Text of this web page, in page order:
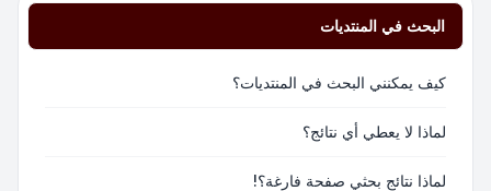
البحث في المنتديات
كيف يمكنني البحث في المنتديات؟
لماذا لا يعطي أي نتائج؟
لماذا نتائج بحثي صفحة فارغة؟!